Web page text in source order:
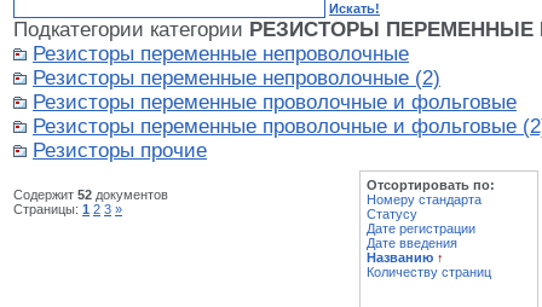
Искать!
Подкатегории категории РЕЗИСТОРЫ ПЕРЕМЕННЫЕ
Резисторы переменные непроволочные
Резисторы переменные непроволочные (2)
Резисторы переменные проволочные и фольговые
Резисторы переменные проволочные и фольговые
Резисторы прочие
Содержит 52 документов
Страницы: 1 2 3 »
Отсортировать по:
Номеру стандарта
Статусу
Дате регистрации
Дате введения
Названию ↑
Количеству страниц